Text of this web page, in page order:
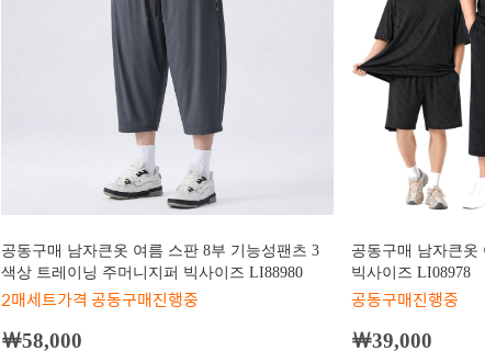
공동구매 남자큰옷 여름 스판 8부 기능성팬츠 3
색상 트레이닝 주머니지퍼 빅사이즈 LI88980
2매세트가격 공동구매진행중
￦58,000
공동구매 남자큰옷
빅사이즈 LI08978
공동구매진행중
￦39,000